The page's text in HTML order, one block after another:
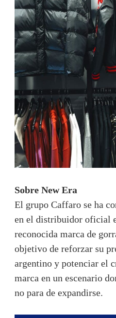
Sobre New Era
El grupo Caffaro se ha
en el distribuidor oficial
reconocida marca de
objetivo de reforzar su
argentino y potenciar el
marca en un escenario
no para de expandirse.